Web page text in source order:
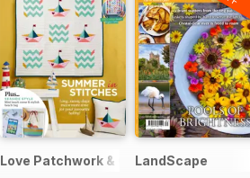
Love Patchwork & QuiltingLandScape